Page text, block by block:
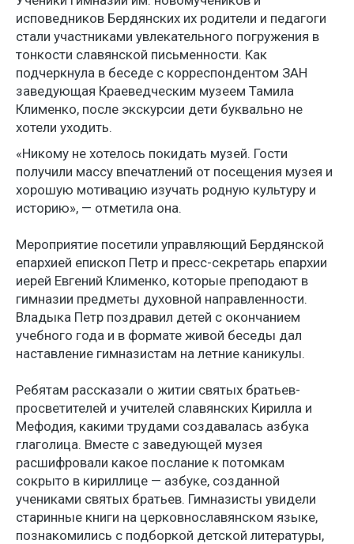
исповедников Бердянских их родители и педагоги
стали участниками увлекательного погружения в
тонкости славянской письменности. Как
подчеркнула в беседе с корреспондентом ЗАН
заведующая Краеведческим музеем Тамила
Клименко, после экскурсии дети буквально не
хотели уходить.
«Никому не хотелось покидать музей. Гости
получили массу впечатлений от посещения музея и
хорошую мотивацию изучать родную культуру и
историю», — отметила она.
Мероприятие посетили управляющий Бердянской
епархией епископ Петр и пресс-секретарь епархии
иерей Евгений Клименко, которые преподают в
гимназии предметы духовной направленности.
Владыка Петр поздравил детей с окончанием
учебного года и в формате живой беседы дал
наставление гимназистам на летние каникулы.
Ребятам рассказали о житии святых братьев-
просветителей и учителей славянских Кирилла и
Мефодия, какими трудами создавалась азбука
глаголица. Вместе с заведующей музея
расшифровали какое послание к потомкам
сокрыто в кириллице — азбуке, созданной
учениками святых братьев. Гимназисты увидели
старинные книги на церковнославянском языке,
познакомились с подборкой детской литературы,